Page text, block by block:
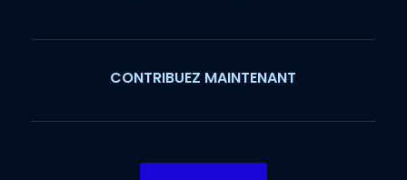
CONTRIBUEZ MAINTENANT